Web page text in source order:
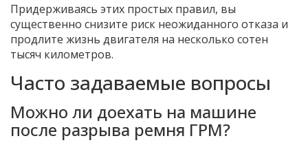
Придерживаясь этих простых правил, вы
существенно снизите риск неожиданного отказа и
продлите жизнь двигателя на несколько сотен
тысяч километров.
Часто задаваемые вопросы
Можно ли доехать на машине
после разрыва ремня ГРМ?